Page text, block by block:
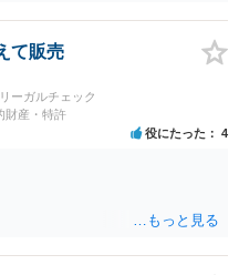
て販売
ーガルチェック
財産・特許
役にたった 4